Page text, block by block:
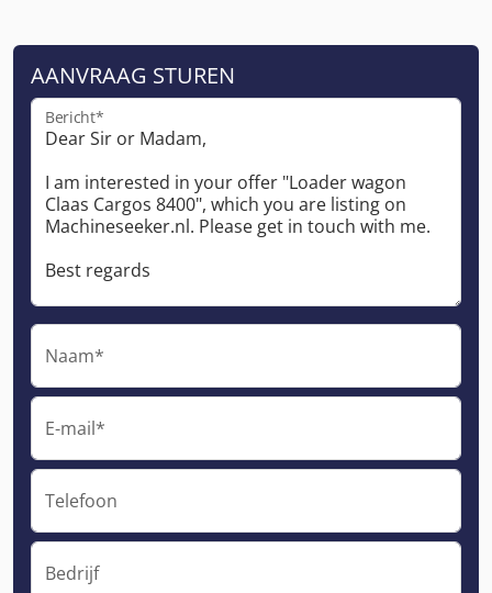
AANVRAAG STUREN
Bericht*
Naam*
E-mail*
Telefoon
Bedrijf